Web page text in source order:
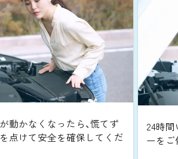
動かなくなったら、慌てず
点けて安全を確保してくだ
24時間
ーをご